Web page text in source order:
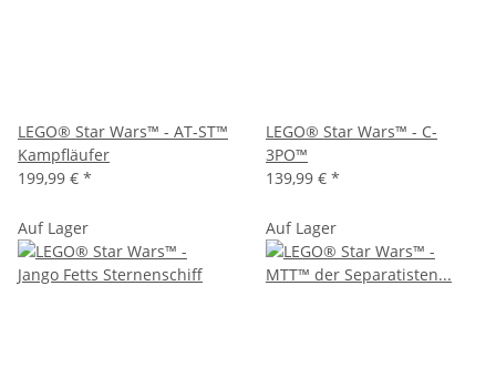
LEGO® Star Wars™ - AT-ST™
Kampfläufer
199,99 € *
LEGO® Star Wars™ - C-
3PO™
139,99 € *
Auf Lager Auf Lager